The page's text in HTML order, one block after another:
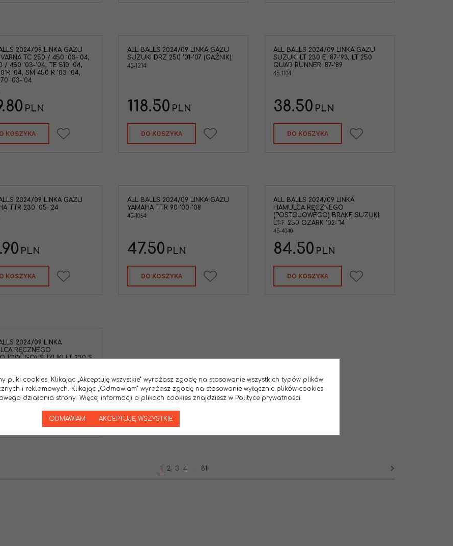
2024/09 LINKA GAZU
TC 250 / 450 '03-'04,
/ 450 '03-'04, TE 510 '04,
'04, SM 450 R '03-'04,
'03-'04
PLN
KOSZYKA
ALL BALLS 2024/09 LINKA GAZU
SUZUKI DRZ 250 '01-'07 (GAŹNIK)
45-1214
118.50 PLN
DO KOSZYKA
ALL BALLS 2024/09 LINKA GAZU
SUZUKI LT 230 E '87-'93, LT 250
QUAD RUNNER '87-'89
45-1104
38.50 PLN
DO KOSZYKA
2024/09 LINKA GAZU
TTR 230 '05-'24
PLN
KOSZYKA
ALL BALLS 2024/09 LINKA GAZU
YAMAHA TTR 90 '00-'08
45-1064
47.50 PLN
DO KOSZYKA
ALL BALLS 2024/09 LINKA
HAMULCA RĘCZNEGO
(POSTOJOWEGO) BRAKE SUZUKI
LT-F 250 OZARK '02-'14
45-4040
84.50 PLN
DO KOSZYKA
2024/09 LINKA
RĘCZNEGO
SUZUKI LT 230 S
PLN
1 2 3 4 81
pliki cookies. Klikając „Akceptuję wszystkie” wyrażasz zgodę na stosowanie wszystkich typów plików
i reklamowych. Klikając „Odmawiam” wyrażasz zgodę na stosowanie wyłącznie plików cookies
działania strony. Więcej informacji o plikach cookies znajdziesz w Polityce prywatności.
ODMAWIAM AKCEPTUJĘ WSZYSTKIE